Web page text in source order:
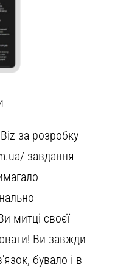
за розробку
завдання
митці своєї
Ви завжди
бувало і в